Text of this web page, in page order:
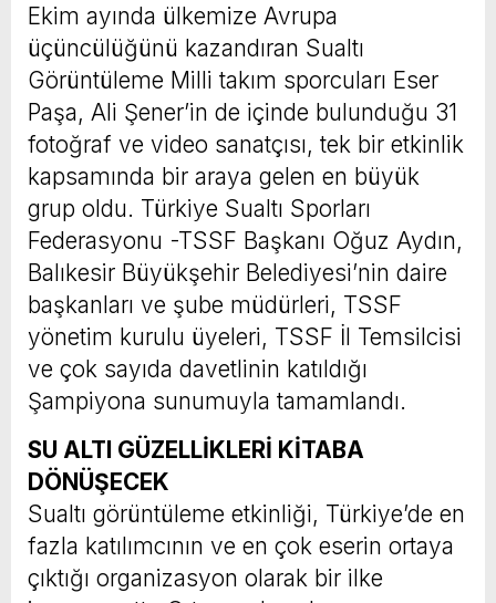
Ekim ayında ülkemize Avrupa
üçüncülüğünü kazandıran Sualtı
Görüntüleme Milli takım sporcuları Eser
Paşa, Ali Şener’in de içinde bulunduğu 31
fotoğraf ve video sanatçısı, tek bir etkinlik
kapsamında bir araya gelen en büyük
grup oldu. Türkiye Sualtı Sporları
Federasyonu -TSSF Başkanı Oğuz Aydın,
Balıkesir Büyükşehir Belediyesi’nin daire
başkanları ve şube müdürleri, TSSF
yönetim kurulu üyeleri, TSSF İl Temsilcisi
ve çok sayıda davetlinin katıldığı
Şampiyona sunumuyla tamamlandı.
SU ALTI GÜZELLİKLERİ KİTABA
DÖNÜŞECEK
Sualtı görüntüleme etkinliği, Türkiye’de en
fazla katılımcının ve en çok eserin ortaya
çıktığı organizasyon olarak bir ilke